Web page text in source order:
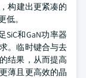
构建出更紧凑的
。
和GaN功率器
。临时键合与去
结果，从而提高
薄且更高效的晶